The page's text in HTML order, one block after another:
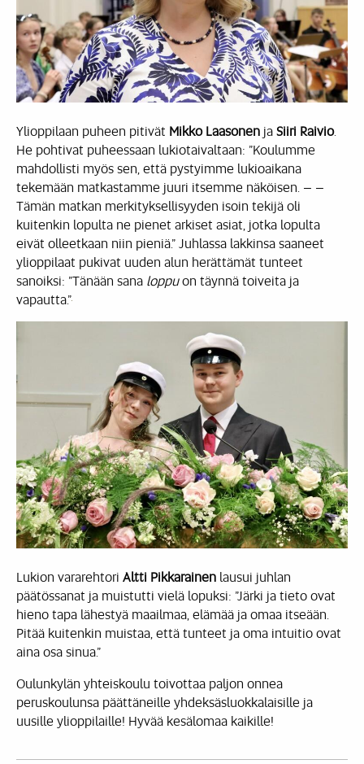
Ylioppilaan puheen pitivät Mikko Laasonen jaSiiri Raivio.
He pohtivat puheessaan lukiotaivaltaan: ”Koulumme
mahdollisti myös sen, että pystyimme lukioaikana
tekemään matkastamme juuri itsemme näköisen. – –
Tämän matkan merkityksellisyyden isoin tekijä oli
kuitenkin lopulta ne pienet arkiset asiat, jotka lopulta
eivät olleetkaan niin pieniä.” Juhlassa lakkinsa saaneet
ylioppilaat pukivat uuden alun herättämät tunteet
sanoiksi: ”Tänään sana loppuon täynnä toiveita ja
vapautta.”
Lukion vararehtori Altti Pikkarainen lausui juhlan
päätössanat ja muistutti vielä lopuksi: ”Järki ja tieto ovat
hieno tapa lähestyä maailmaa, elämää ja omaa itseään.
Pitää kuitenkin muistaa, että tunteet ja oma intuitio ovat
aina osa sinua.”
Oulunkylän yhteiskoulu toivottaa paljon onnea
peruskoulunsa päättäneille yhdeksäsluokkalaisille ja
uusille ylioppilaille! Hyvää kesälomaa kaikille!